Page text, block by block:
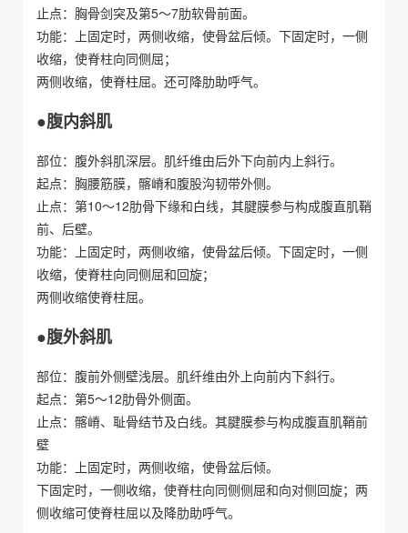
止点：胸骨剑突及第5～7肋软骨前面。
功能：上固定时，两侧收缩，使骨盆后倾。下固定时，一侧
收缩，使脊柱向同侧屈；
两侧收缩，使脊柱屈。还可降肋助呼气。
●腹内斜肌
部位：腹外斜肌深层。肌纤维由后外下向前内上斜行。
起点：胸腰筋膜，髂嵴和腹股沟韧带外侧。
止点：第10～12肋骨下缘和白线，其腱膜参与构成腹直肌鞘
前、后壁。
功能：上固定时，两侧收缩，使骨盆后倾。下固定时，一侧
收缩，使脊柱向同侧屈和回旋；
两侧收缩使脊柱屈。
●腹外斜肌
部位：腹前外侧壁浅层。肌纤维由外上向前内下斜行。
起点：第5～12肋骨外侧面。
止点：髂嵴、耻骨结节及白线。其腱膜参与构成腹直肌鞘前
壁
功能：上固定时，两侧收缩，使骨盆后倾。
下固定时，一侧收缩，使脊柱向同侧侧屈和向对侧回旋；两
侧收缩可使脊柱屈以及降肋助呼气。